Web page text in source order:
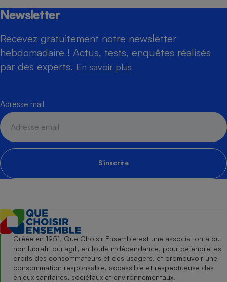
Newsletter
Recevez gratuitement notre newsletter
hebdomadaire ! Actus, tests, enquêtes réalisés
par des experts. En savoir plus
Adresse mail
S'inscrire
Créée en 1951, Que Choisir Ensemble est une association à but
non lucratif qui agit, en toute indépendance, pour défendre les
droits des consommateurs et des usagers, et promouvoir une
consommation responsable, accessible et respectueuse des
enjeux sanitaires, sociétaux et environnementaux.